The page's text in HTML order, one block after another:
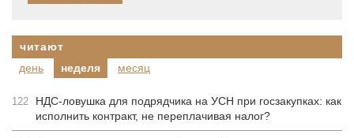
читают
день
неделя месяц
122
НДС-ловушка для подрядчика на УСН при госзакупках: как
исполнить контракт, не переплачивая налог?